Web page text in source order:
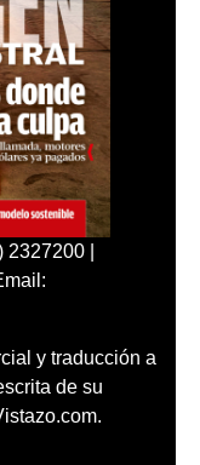
|
y traducción a
de su